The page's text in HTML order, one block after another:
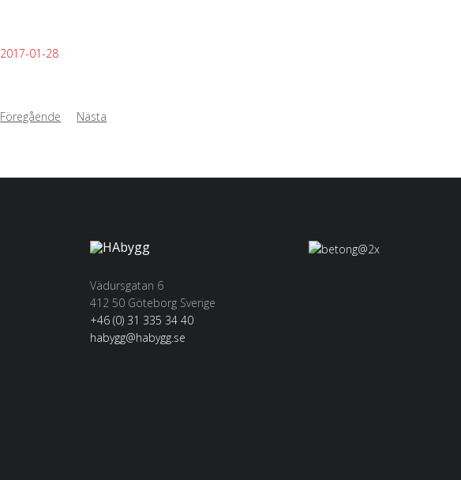
2017-01-28
Föregående Nästa
Vädursgatan 6
412 50 Göteborg Sverige
+46 (0) 31 335 34 40
habygg@habygg.se